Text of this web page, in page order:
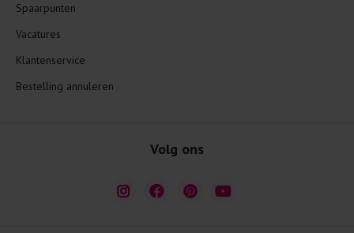
Spaarpunten
Vacatures
Klantenservice
Bestelling annuleren
Volg ons